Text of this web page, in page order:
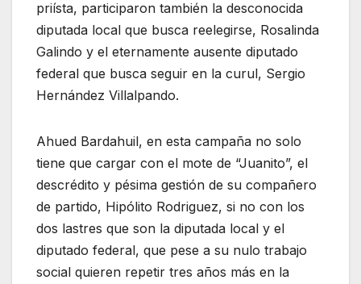
priísta, participaron también la desconocida
diputada local que busca reelegirse, Rosalinda
Galindo y el eternamente ausente diputado
federal que busca seguir en la curul, Sergio
Hernández Villalpando.
Ahued Bardahuil, en esta campaña no solo
tiene que cargar con el mote de “Juanito”, el
descrédito y pésima gestión de su compañero
de partido, Hipólito Rodriguez, si no con los
dos lastres que son la diputada local y el
diputado federal, que pese a su nulo trabajo
social quieren repetir tres años más en la